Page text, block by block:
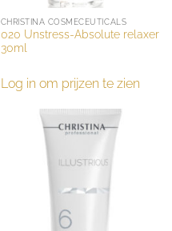
CHRISTINA COSMECEUTICALS
020 Unstress-Absolute relaxer
30ml
Log in om prijzen te zien